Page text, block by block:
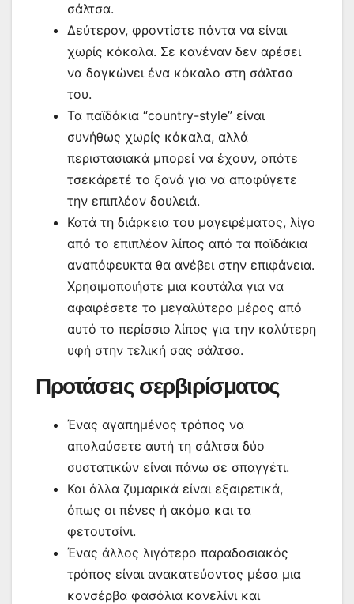
σάλτσα.
Δεύτερον, φροντίστε πάντα να είναι
χωρίς κόκαλα. Σε κανέναν δεν αρέσει
να δαγκώνει ένα κόκαλο στη σάλτσα
του.
Τα παϊδάκια “country-style” είναι
συνήθως χωρίς κόκαλα, αλλά
περιστασιακά μπορεί να έχουν, οπότε
τσεκάρετέ το ξανά για να αποφύγετε
την επιπλέον δουλειά.
Κατά τη διάρκεια του μαγειρέματος, λίγο
από το επιπλέον λίπος από τα παϊδάκια
αναπόφευκτα θα ανέβει στην επιφάνεια.
Χρησιμοποιήστε μια κουτάλα για να
αφαιρέσετε το μεγαλύτερο μέρος από
αυτό το περίσσιο λίπος για την καλύτερη
υφή στην τελική σας σάλτσα.
Προτάσεις σερβιρίσματος
Ένας αγαπημένος τρόπος να
απολαύσετε αυτή τη σάλτσα δύο
συστατικών είναι πάνω σε σπαγγέτι.
Και άλλα ζυμαρικά είναι εξαιρετικά,
όπως οι πένες ή ακόμα και τα
φετουτσίνι.
Ένας άλλος λιγότερο παραδοσιακός
τρόπος είναι ανακατεύοντας μέσα μια
κονσέρβα φασόλια κανελίνι και